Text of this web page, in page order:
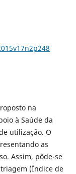
na
à Saúde da
utilização. O
as
Assim, pôde-se
(Índice de